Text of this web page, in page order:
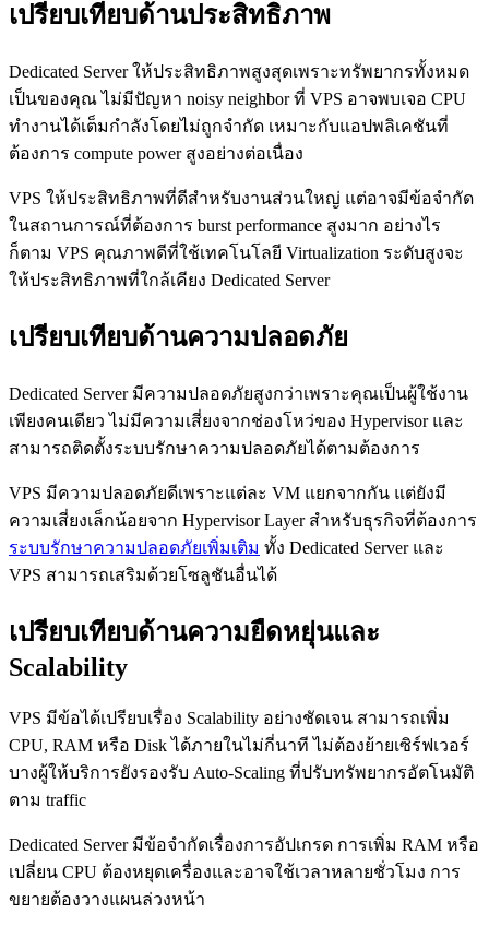
เปรียบเทียบด้านประสิทธิภาพ
Dedicated Server ให้ประสิทธิภาพสูงสุดเพราะทรัพยากรทั้งหมด
เป็นของคุณ ไม่มีปัญหา noisy neighbor ที่ VPS อาจพบเจอ CPU
ทำงานได้เต็มกำลังโดยไม่ถูกจำกัด เหมาะกับแอปพลิเคชันที่
ต้องการ compute power สูงอย่างต่อเนื่อง
VPS ให้ประสิทธิภาพที่ดีสำหรับงานส่วนใหญ่ แต่อาจมีข้อจำกัด
ในสถานการณ์ที่ต้องการ burst performance สูงมาก อย่างไร
ก็ตาม VPS คุณภาพดีที่ใช้เทคโนโลยี Virtualization ระดับสูงจะ
ให้ประสิทธิภาพที่ใกล้เคียง Dedicated Server
เปรียบเทียบด้านความปลอดภัย
Dedicated Server มีความปลอดภัยสูงกว่าเพราะคุณเป็นผู้ใช้งาน
เพียงคนเดียว ไม่มีความเสี่ยงจากช่องโหว่ของ Hypervisor และ
สามารถติดตั้งระบบรักษาความปลอดภัยได้ตามต้องการ
VPS มีความปลอดภัยดีเพราะแต่ละ VM แยกจากกัน แต่ยังมี
ความเสี่ยงเล็กน้อยจาก Hypervisor Layer สำหรับธุรกิจที่ต้องการ
ระบบรักษาความปลอดภัยเพิ่มเติม ทั้ง Dedicated Server และ
VPS สามารถเสริมด้วยโซลูชันอื่นได้
เปรียบเทียบด้านความยืดหยุ่นและ
Scalability
VPS มีข้อได้เปรียบเรื่อง Scalability อย่างชัดเจน สามารถเพิ่ม
CPU, RAM หรือ Disk ได้ภายในไม่กี่นาที ไม่ต้องย้ายเซิร์ฟเวอร์
บางผู้ให้บริการยังรองรับ Auto-Scaling ที่ปรับทรัพยากรอัตโนมัติ
ตาม traffic
Dedicated Server มีข้อจำกัดเรื่องการอัปเกรด การเพิ่ม RAM หรือ
เปลี่ยน CPU ต้องหยุดเครื่องและอาจใช้เวลาหลายชั่วโมง การ
ขยายต้องวางแผนล่วงหน้า